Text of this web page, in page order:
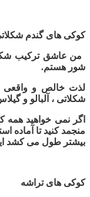
کوکی های گندم
من عاشق ترکیب
شور هستم.
لذت خالص و واقعی
شکلاتی ، آلبالو و
اگر نمی خواهید همه
منجمد کنید تا آماده
بیشتر طول می کشد
کوکی های تراشه